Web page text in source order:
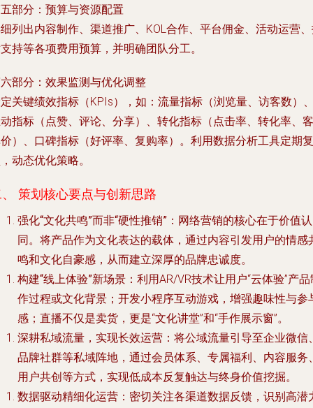
部分：预算与资源配置
列出内容制作、渠道推广、KOL合作、平台佣金、活动运营
持等各项费用预算，并明确团队分工。
部分：效果监测与优化调整
关键绩效指标（KPIs），如：流量指标（浏览量、访客数）
指标（点赞、评论、分享）、转化指标（点击率、转化率、客
）、口碑指标（好评率、复购率）。利用数据分析工具定期复
动态优化策略。
策划核心要点与创新思路
强化“文化共鸣”而非“硬性推销” ：网络营销的核心在于价值认
同。将产品作为文化表达的载体，通过内容引发用户的情感
鸣和文化自豪感，从而建立深厚的品牌忠诚度。
构建“线上体验”新场景 ：利用AR/VR技术让用户“云体验”产
作过程或文化背景；开发小程序互动游戏，增强趣味性与参
感；直播不仅是卖货，更是“文化讲堂”和“手作展示窗”。
深耕私域流量，实现长效运营 ：将公域流量引导至企业微信
品牌社群等私域阵地，通过会员体系、专属福利、内容服务
用户共创等方式，实现低成本反复触达与终身价值挖掘。
数据驱动精细化运营 ：密切关注各渠道数据反馈，识别高潜